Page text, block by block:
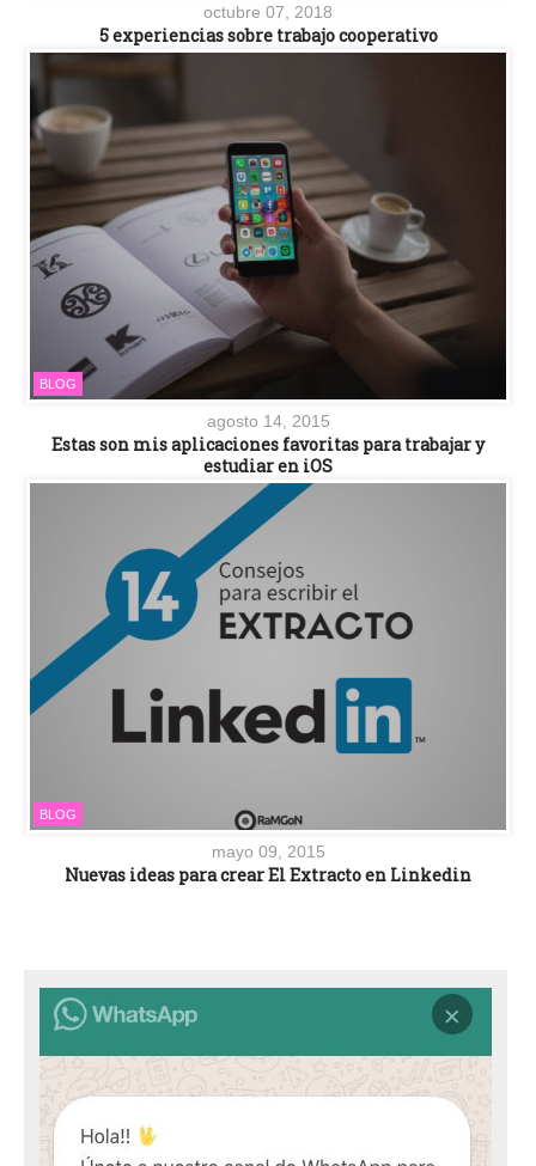
octubre 07, 2018
5 experiencias sobre trabajo cooperativo
BLOG
agosto 14, 2015
Estas son mis aplicaciones favoritas para trabajar y
estudiar en iOS
BLOG
mayo 09, 2015
Nuevas ideas para crear El Extracto en Linkedin